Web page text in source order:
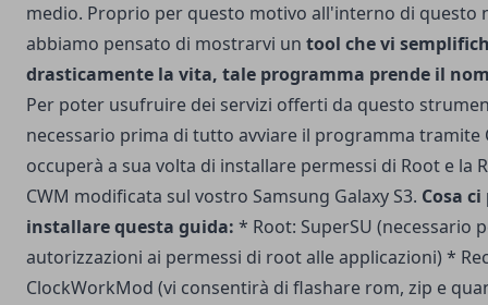
medio. Proprio per questo motivo all'interno di questo
abbiamo pensato di mostrarvi un tool che vi
drasticamente la vita, tale programma prende il
Per poter usufruire dei servizi offerti da questo
necessario prima di tutto avviare il programma tramite
occuperà a sua volta di installare permessi di Root e la
CWM modificata sul vostro Samsung Galaxy S3. Cosa
installare questa guida: * Root: SuperSU (necessario
autorizzazioni ai permessi di root alle applicazioni) *
ClockWorkMod (vi consentirà di flashare rom, zip e